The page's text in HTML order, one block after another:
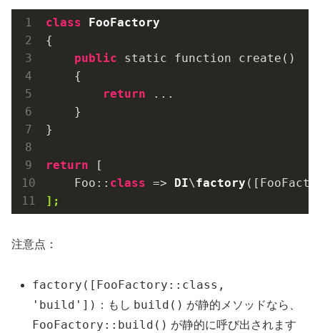
class
FooFactory
{
public static function create()
    {
return ...
    }
}
return [
    Foo::
class => DI\factory
];
注意点：
factory([FooFactory::class,
'build']) ：もし build() が静的メソッドなら、
FooFactory::build() が静的に呼び出されます